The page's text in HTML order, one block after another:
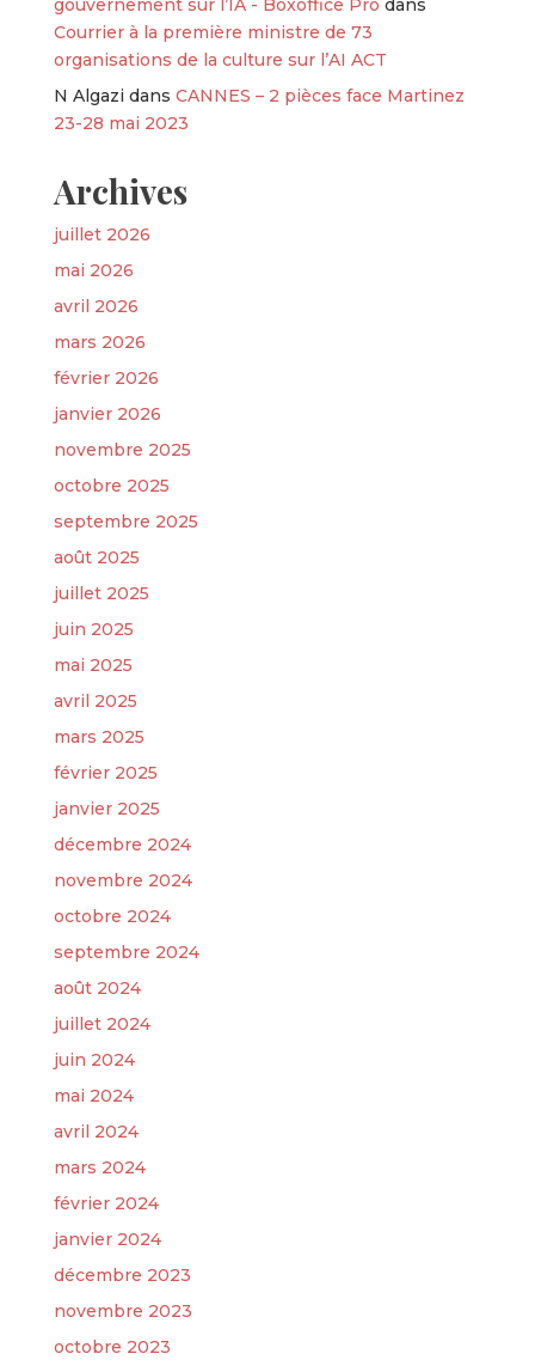
gouvernement sur l’IA - Boxoffice Pro dans
Courrier à la première ministre de 73
organisations de la culture sur l’AI ACT
N Algazi dans CANNES – 2 pièces face Martinez
23-28 mai 2023
Archives
juillet 2026
mai 2026
avril 2026
mars 2026
février 2026
janvier 2026
novembre 2025
octobre 2025
septembre 2025
août 2025
juillet 2025
juin 2025
mai 2025
avril 2025
mars 2025
février 2025
janvier 2025
décembre 2024
novembre 2024
octobre 2024
septembre 2024
août 2024
juillet 2024
juin 2024
mai 2024
avril 2024
mars 2024
février 2024
janvier 2024
décembre 2023
novembre 2023
octobre 2023